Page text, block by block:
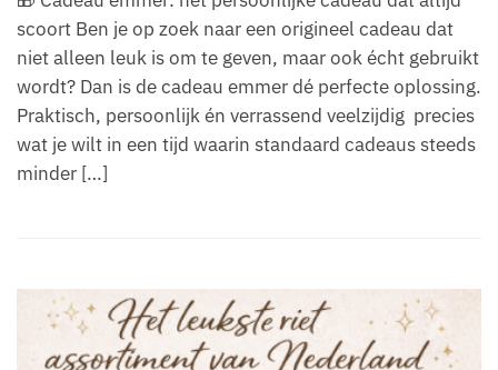
scoort Ben je op zoek naar een origineel cadeau dat
niet alleen leuk is om te geven, maar ook écht gebruikt
wordt? Dan is de cadeau emmer dé perfecte oplossing.
Praktisch, persoonlijk én verrassend veelzijdig precies
wat je wilt in een tijd waarin standaard cadeaus steeds
minder […]